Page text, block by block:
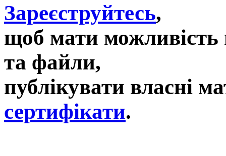
Зареєструйтесь,
щоб мати можливість
та файли,
публікувати власні
сертифікати.